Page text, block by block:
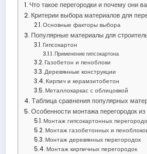
Что такое перегородки и почему они
Критерии выбора материалов для
Основные факторы выбора
Популярные материалы для
Гипсокартон
Применение гипсокартона
Газобетон и пеноблоки
Деревянные конструкции
Кирпич и керамзитобетон
Металлокаркас с облицовкой
Таблица сравнения популярных
Особенности монтажа перегородок
Монтаж гипсокартонных
Монтаж газобетонных и
Монтаж деревянных перегородок
Монтаж кирпичных перегородок